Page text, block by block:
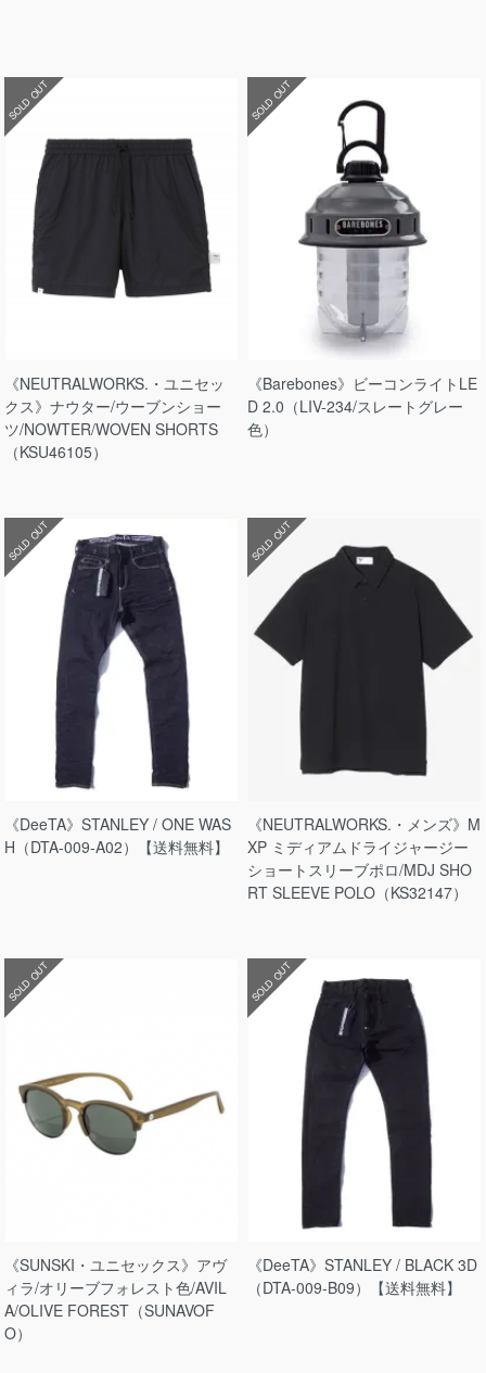
SOLD OUT
《NEUTRALWORKS.・ユニセッ
クス》ナウター/ウーブンショー
ツ/NOWTER/WOVEN SHORTS
（KSU46105）
SOLD OUT
《Barebones》ビーコンライトLE
D 2.0（LIV-234/スレートグレー
色）
SOLD OUT
《DeeTA》STANLEY / ONE WAS
H（DTA-009-A02）【送料無料】
SOLD OUT
《NEUTRALWORKS.・メンズ》M
XP ミディアムドライジャージー
ショートスリーブポロ/MDJ SHO
RT SLEEVE POLO（KS32147）
SOLD OUT
《SUNSKI・ユニセックス》アヴ
ィラ/オリーブフォレスト色/AVIL
A/OLIVE FOREST（SUNAVOF
O）
SOLD OUT
《DeeTA》STANLEY / BLACK 3D
（DTA-009-B09）【送料無料】